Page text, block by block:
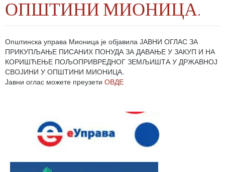
ОПШТИНИ МИОНИЦА.
Општинска управа Мионица је објавила ЈАВНИ ОГЛАС ЗА
ПРИКУПЉАЊЕ ПИСАНИХ ПОНУДА ЗА ДАВАЊЕ У ЗАКУП И НА
КОРИШЋЕЊЕ ПОЉОПРИВРЕДНОГ ЗЕМЉИШТА У ДРЖАВНОЈ
СВОЈИНИ У ОПШТИНИ МИОНИЦА.
Јавни оглас можете преузети ОВДЕ